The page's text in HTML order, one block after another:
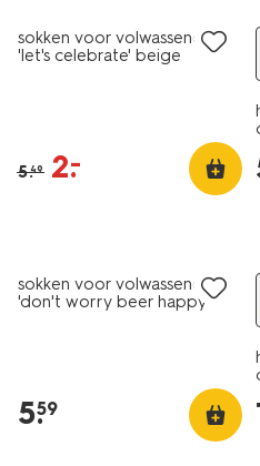
sokken voor volwassenen
'let's celebrate' beige
5.49 2.
–
sokken voor volwassenen
'don't worry beer happy'
5.
59